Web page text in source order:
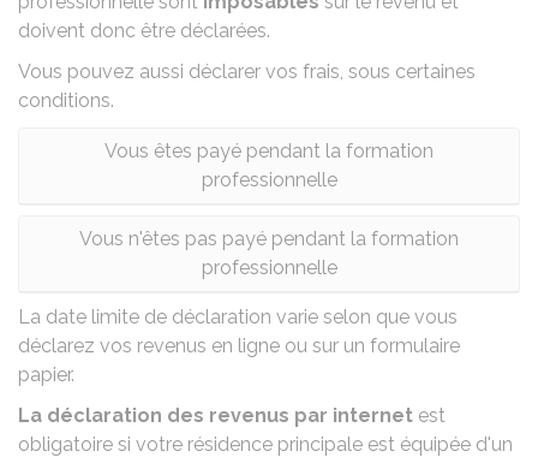
doivent donc être déclarées.
Vous pouvez aussi déclarer vos frais, sous certaines
conditions.
Vous êtes payé pendant la formation
professionnelle
Vous n'êtes pas payé pendant la formation
professionnelle
La date limite de déclaration varie selon que vous
déclarez vos revenus en ligne ou sur un formulaire
papier.
La déclaration des revenus par internet est
obligatoire si votre résidence principale est équipée d'un